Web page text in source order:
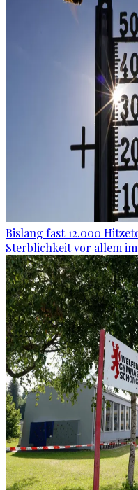
Bislang fast 12.000
Sterblichkeit vor allem im